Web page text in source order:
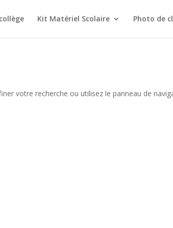
Kit Matériel Scolaire Photo de
votre recherche ou utilisez le panneau de